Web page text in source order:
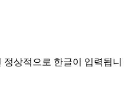
정상적으로 한글이 입력됩니